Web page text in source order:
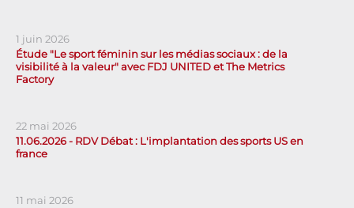
1 juin 2026
Étude "Le sport féminin sur les médias sociaux : de la
visibilité à la valeur" avec FDJ UNITED et The Metrics
Factory
22 mai 2026
11.06.2026 - RDV Débat : L'implantation des sports US en
france
11 mai 2026